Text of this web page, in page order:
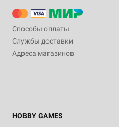
Способы оплаты
Службы доставки
Адреса магазинов
HOBBY GAMES